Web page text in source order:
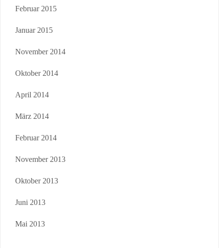
Februar 2015
Januar 2015
November 2014
Oktober 2014
April 2014
März 2014
Februar 2014
November 2013
Oktober 2013
Juni 2013
Mai 2013